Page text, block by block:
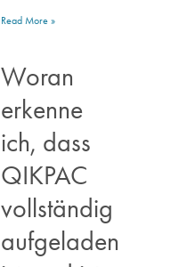
Read More »
Woran
erkenne
ich, dass
QIKPAC
vollständig
aufgeladen